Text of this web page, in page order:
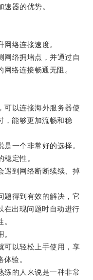
器的优势。
络连接速度。
络拥堵点，并通过自
络连接畅通无阻。
以连接海外服务器使
，能够更加流畅和稳
一个非常好的选择。
定性。
到网络断断续续、掉
得到有效的解决，它
在出现问题时自动进行
以轻松上手使用，享
验。
的人来说是一种非常